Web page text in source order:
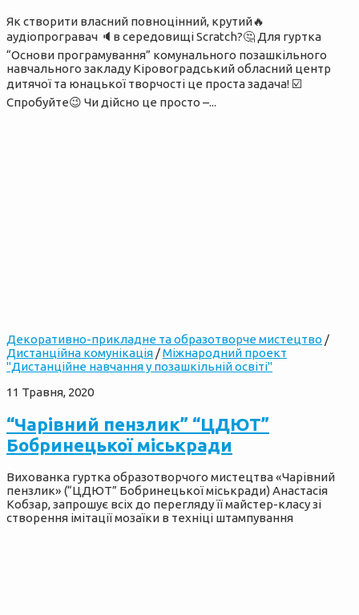
Як створити власний повноцінний, крутий🔥
аудіопрогравач 🔈в середовищі Scratch?🤔 Для гуртка
“Основи програмування” комунального позашкільного
навчального закладу Кіровоградський обласний центр
дитячої та юнацької творчості це проста задача! ☑️
Спробуйте😉 Чи дійсно це просто –...
Декоративно-прикладне та образотворче мистецтво /
Дистанційна комунікація /Міжнародний проект
"Дистанційне навчання у позашкільній освіті"
11 Травня, 2020
“Чарівний пензлик” “ЦДЮТ”
Бобринецької міськради
Вихованка гуртка образотворчого мистецтва «Чарівний
пензлик» (“ЦДЮТ” Бобринецької міськради) Анастасія
Кобзар, запрошує всіх до перегляду її майстер-класу зі
створення імітації мозаїки в техніці штампування